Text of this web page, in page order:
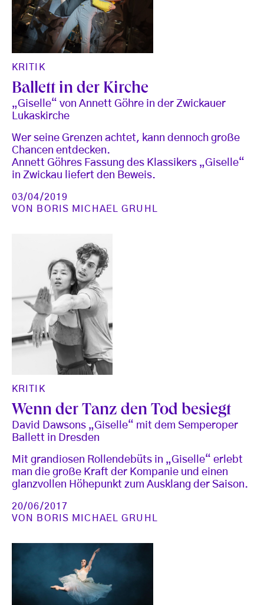
KRITIK
Ballett in der Kirche
„Giselle“ von Annett Göhre in der Zwickauer
Lukaskirche
Wer seine Grenzen achtet, kann dennoch große
Chancen entdecken.
Annett Göhres Fassung des Klassikers „Giselle“
in Zwickau liefert den Beweis.
03/04/2019
VON
BORIS MICHAEL GRUHL
KRITIK
Wenn der Tanz den Tod besiegt
David Dawsons „Giselle“ mit dem Semperoper
Ballett in Dresden
Mit grandiosen Rollendebüts in „Giselle“ erlebt
man die große Kraft der Kompanie und einen
glanzvollen Höhepunkt zum Ausklang der Saison.
20/06/2017
VON
BORIS MICHAEL GRUHL